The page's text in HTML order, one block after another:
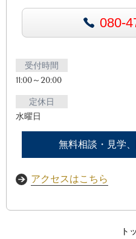
080-
受付時間
11:00～20:00
定休日
水曜日
無料相談・見学
アクセスはこちら
ト